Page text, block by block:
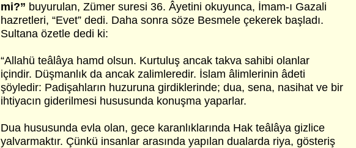
mi?” buyurulan, Zümer suresi 36. Âyetini okuyunca, İmam-ı Gazali
hazretleri, “Evet” dedi. Daha sonra söze Besmele çekerek başladı.
Sultana özetle dedi ki:
“Allahü teâlâya hamd olsun. Kurtuluş ancak takva sahibi olanlar
içindir. Düşmanlık da ancak zalimleredir. İslam âlimlerinin âdeti
şöyledir: Padişahların huzuruna girdiklerinde; dua, sena, nasihat ve bir
ihtiyacın giderilmesi hususunda konuşma yaparlar.
Dua hususunda evla olan, gece karanlıklarında Hak teâlâya gizlice
yalvarmaktır. Çünkü insanlar arasında yapılan dualarda riya, gösteriş